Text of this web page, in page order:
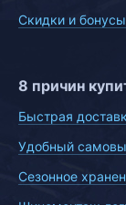
Скидки и бонусы
8 причин
Быстрая
Удобный
Сезонное